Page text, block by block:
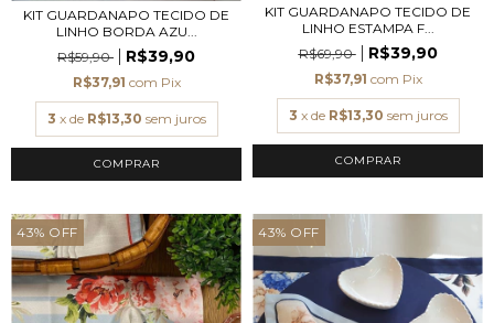
KIT GUARDANAPO TECIDO DE
LINHO BORDA AZU...
R$59,90
R$39,90
R$37,91 com Pix
3 x de R$13,30 sem juros
KIT GUARDANAPO TECIDO DE
LINHO ESTAMPA F...
R$69,90
R$39,90
R$37,91 com Pix
3 x de R$13,30 sem juros
43% OFF 43% OFF